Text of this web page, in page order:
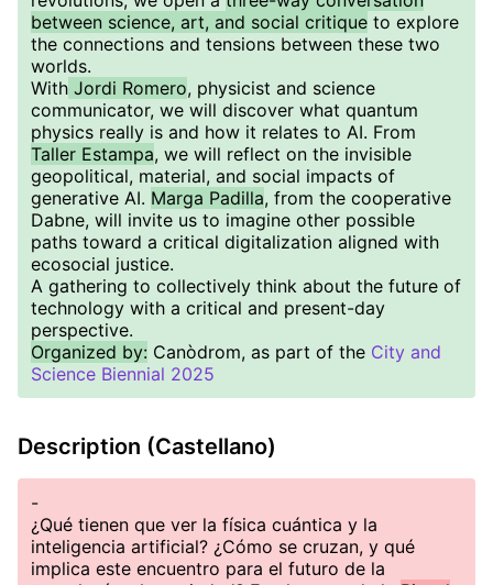
between science, art, and social critique to explore
the connections and tensions between these two
worlds.
With Jordi Romero, physicist and science
communicator, we will discover what quantum
physics really is and how it relates to AI. From
Taller Estampa, we will reflect on the invisible
geopolitical, material, and social impacts of
generative AI. Marga Padilla, from the cooperative
Dabne, will invite us to imagine other possible
paths toward a critical digitalization aligned with
ecosocial justice.
A gathering to collectively think about the future of
technology with a critical and present-day
perspective.
Organized by: Canòdrom, as part of the City and
Science Biennial 2025
Description (Castellano)
-
¿Qué tienen que ver la física cuántica y la
inteligencia artificial? ¿Cómo se cruzan, y qué
implica este encuentro para el futuro de la